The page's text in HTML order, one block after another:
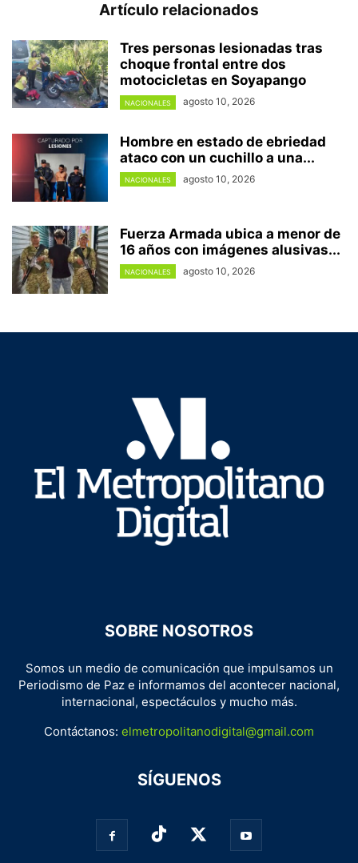
Artículo relacionados
Tres personas lesionadas tras
choque frontal entre dos
motocicletas en Soyapango
NACIONALES agosto 10, 2026
Hombre en estado de ebriedad
ataco con un cuchillo a una...
NACIONALES agosto 10, 2026
Fuerza Armada ubica a menor de
16 años con imágenes alusivas...
NACIONALES agosto 10, 2026
SOBRE NOSOTROS
Somos un medio de comunicación que impulsamos un
Periodismo de Paz e informamos del acontecer nacional,
internacional, espectáculos y mucho más.
Contáctanos: elmetropolitanodigital@gmail.com
SÍGUENOS